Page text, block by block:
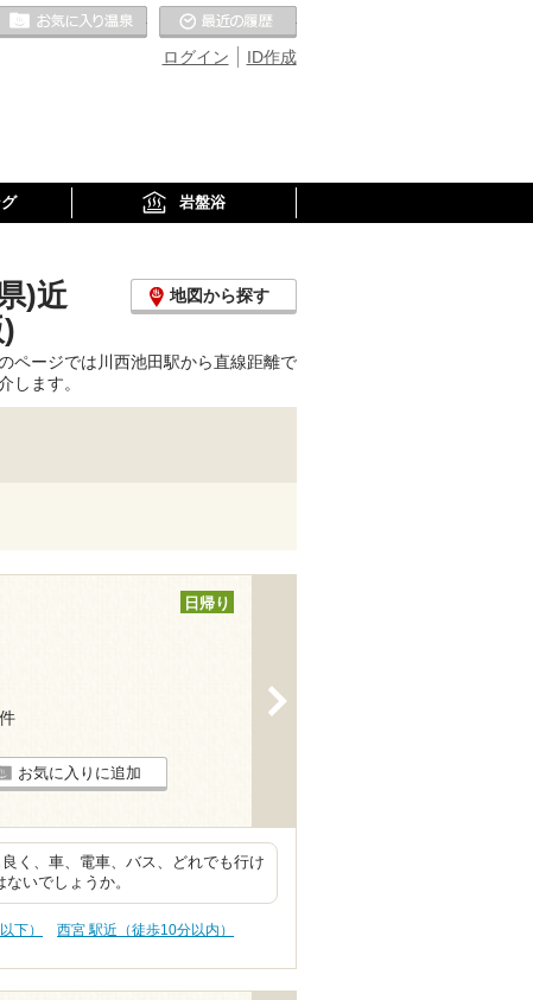
ID作成
ログイン
お気に入りの温泉
岩盤浴
)近
地図から探す
ページでは川西池田駅から直線距離で
します。
日帰り
お気に入りに追加
く、車、電車、バス、どれでも行け
いでしょうか。
下）
西宮 駅近（徒歩10分以内）